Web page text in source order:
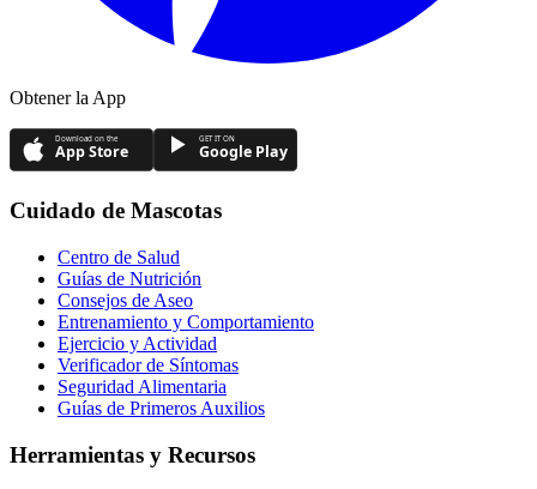
Obtener la App
Download on the
App Store
GET IT ON
Google Play
Cuidado de Mascotas
Centro de Salud
Guías de Nutrición
Consejos de Aseo
Entrenamiento y Comportamiento
Ejercicio y Actividad
Verificador de Síntomas
Seguridad Alimentaria
Guías de Primeros Auxilios
Herramientas y Recursos